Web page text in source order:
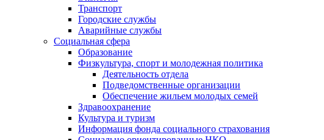
Транспорт
Городские службы
Аварийные службы
Социальная сфера
Образование
Физкультура, спорт и молодежная политика
Деятельность отдела
Подведомственные организации
Обеспечение жильем молодых семей
Здравоохранение
Культура и туризм
Информация фонда социального страхования